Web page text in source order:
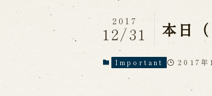
Living National
Tsuruzawa Tomoji
Origin of the Awaji
People trained at
Inheriting Awaji
本日
2017
12/31
Important 2017年